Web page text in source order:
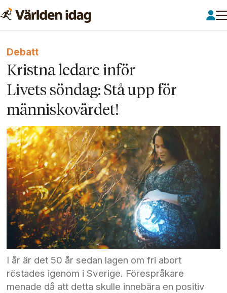
Debatt
Kristna ledare inför
Livets söndag: Stå upp för
människo­värdet!
I år är det 50 år sedan lagen om fri abort
röstades igenom i Sverige. Förespråkare
menade då att detta skulle innebära en positiv